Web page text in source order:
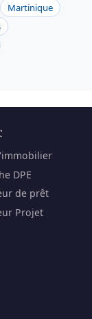
Martinique
DPE
de prêt
Projet